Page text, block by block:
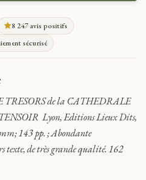
8 247 avis positifs
sécurisé
de la CATHEDRALE
Lyon, Editions Lieux Dits,
143 pp. ; Abondante
texte, de très grande qualité. 162